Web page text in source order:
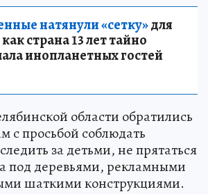
натянули «сетку»для
страна 13 лет тайно
инопланетных гостей
области обратились
с просьбой соблюдать
за детьми, не прятаться
под деревьями, рекламными
шаткими конструкциями.